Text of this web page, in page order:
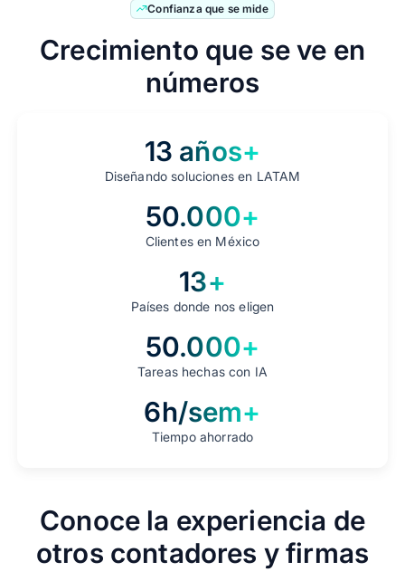
Confianza que se mide
Crecimiento que se ve en
números
13 años+
Diseñando soluciones en LATAM
50.000+
Clientes en México
13+
Países donde nos eligen
50.000+
Tareas hechas con IA
6h/sem+
Tiempo ahorrado
Conoce la experiencia de
otros contadores y firmas